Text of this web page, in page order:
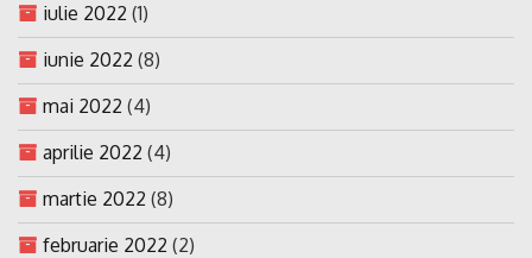
iulie 2022 (1)
iunie 2022 (8)
mai 2022 (4)
aprilie 2022 (4)
martie 2022 (8)
februarie 2022 (2)